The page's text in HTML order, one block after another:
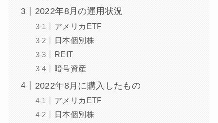
2022年8月の運用状況
アメリカETF
日本個別株
REIT
暗号資産
2022年8月に購入したもの
アメリカETF
日本個別株